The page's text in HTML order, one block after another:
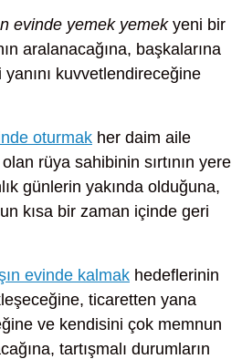
evinde yemek yemekyeni bir
aralanacağına, başkalarına
kuvvetlendireceğine
oturmak her daim aile
rüya sahibinin sırtının yere
günlerin yakında olduğuna,
kısa bir zaman içinde geri
evinde kalmak hedeflerinin
ticaretten yana
ve kendisini çok memnun
tartışmalı durumların